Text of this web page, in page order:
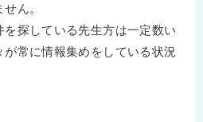
ん。
探している先生方は一定数い
常に情報集めをしている状況